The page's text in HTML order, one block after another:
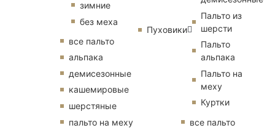
зимние
без меха
все пальто
альпака
демисезонные
кашемировые
шерстяные
пальто на меху
Пуховики
Пальто из
шерсти
Пальто
альпака
Пальто на
меху
Куртки
все пальто